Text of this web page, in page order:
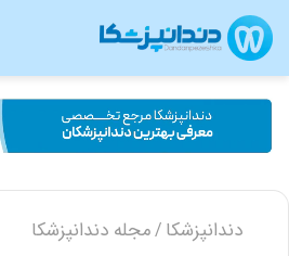
دندانپزشکا /مجله دندانپزشکا